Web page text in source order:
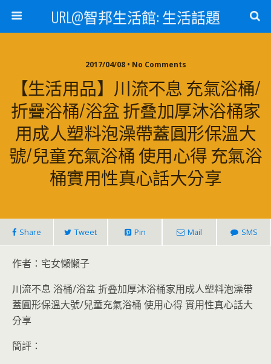
URL@智邦生活館: 生活話題
2017/04/08 • No Comments
【生活用品】川流不息 充氣浴桶/
折疊浴桶/浴盆 折叠加厚沐浴桶家
用成人塑料泡澡帶蓋圓形保溫大
號/兒童充氣浴桶 使用心得 充氣浴
桶實用性真心話大分享
Share Tweet Pin Mail SMS
作者：宅女懶懶子
川流不息 浴桶/浴盆 折叠加厚沐浴桶家用成人塑料泡澡帶
蓋圓形保溫大號/兒童充氣浴桶 使用心得 實用性真心話大
分享
簡評：